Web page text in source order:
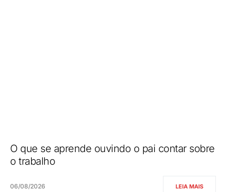
O que se aprende ouvindo o pai contar sobre
o trabalho
06/08/2026 LEIA MAIS